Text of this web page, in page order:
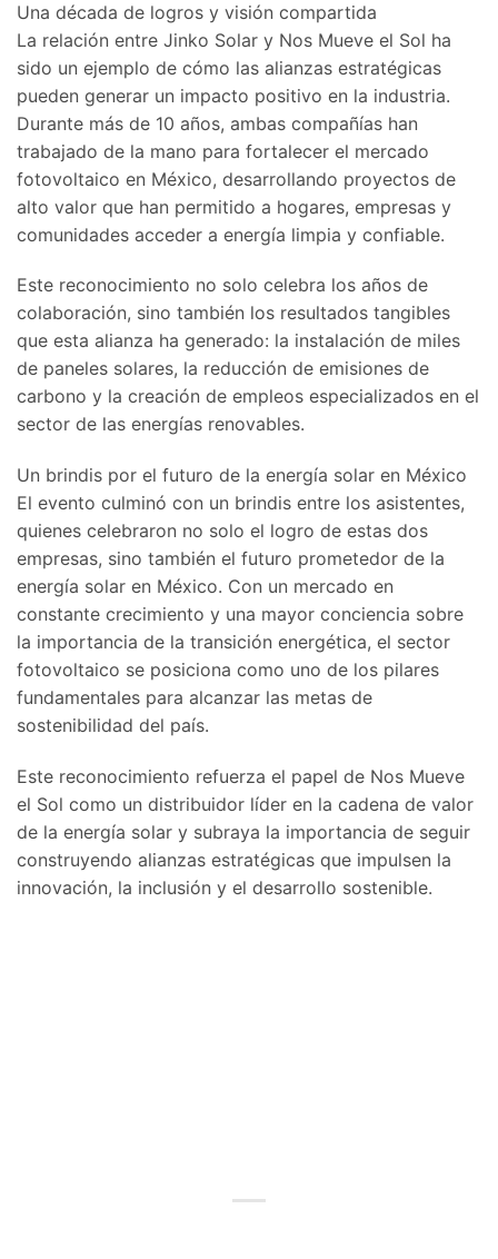
Una década de logros y visión compartida
La relación entre Jinko Solar y Nos Mueve el Sol ha
sido un ejemplo de cómo las alianzas estratégicas
pueden generar un impacto positivo en la industria.
Durante más de 10 años, ambas compañías han
trabajado de la mano para fortalecer el mercado
fotovoltaico en México, desarrollando proyectos de
alto valor que han permitido a hogares, empresas y
comunidades acceder a energía limpia y confiable.
Este reconocimiento no solo celebra los años de
colaboración, sino también los resultados tangibles
que esta alianza ha generado: la instalación de miles
de paneles solares, la reducción de emisiones de
carbono y la creación de empleos especializados en el
sector de las energías renovables.
Un brindis por el futuro de la energía solar en México
El evento culminó con un brindis entre los asistentes,
quienes celebraron no solo el logro de estas dos
empresas, sino también el futuro prometedor de la
energía solar en México. Con un mercado en
constante crecimiento y una mayor conciencia sobre
la importancia de la transición energética, el sector
fotovoltaico se posiciona como uno de los pilares
fundamentales para alcanzar las metas de
sostenibilidad del país.
Este reconocimiento refuerza el papel de Nos Mueve
el Sol como un distribuidor líder en la cadena de valor
de la energía solar y subraya la importancia de seguir
construyendo alianzas estratégicas que impulsen la
innovación, la inclusión y el desarrollo sostenible.